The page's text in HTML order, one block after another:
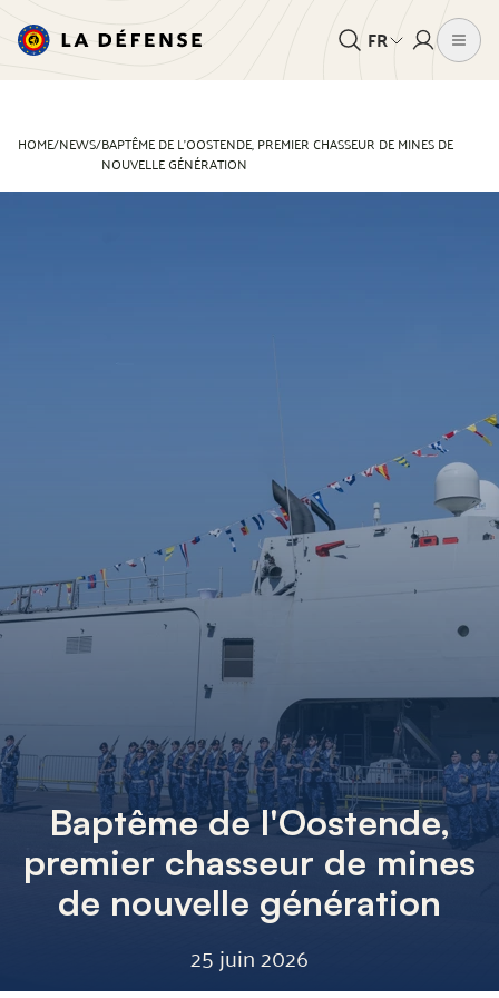
FR
HOME/NEWS/BAPTÊME DE L'OOSTENDE, PREMIER CHASSEUR DE MINES DE
NOUVELLE GÉNÉRATION
Baptême de l'Oostende,
premier chasseur de mines
de nouvelle génération
25 juin 2026